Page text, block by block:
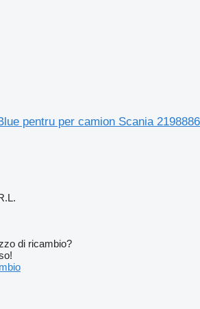
pentru per camion Scania 2198886
di ricambio?